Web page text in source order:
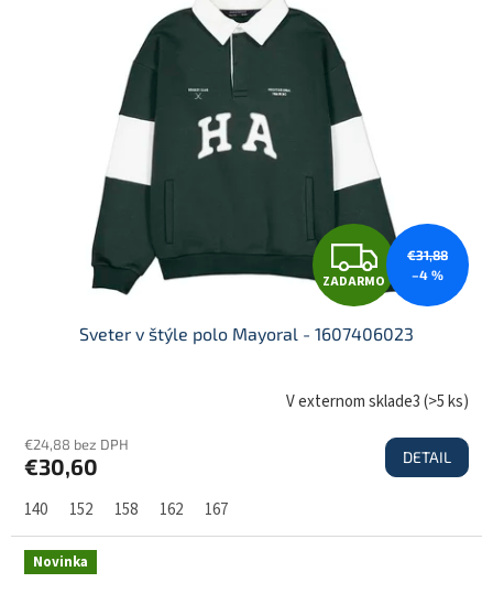
Z
A
D
A
R
ZADARMO
€31,88
–4 %
Sveter v štýle polo Mayoral - 1607406023
V externom sklade3(>5 ks)
€24,88 bez DPH
€30,60 DETAIL
140 152 158 162 167
Novinka